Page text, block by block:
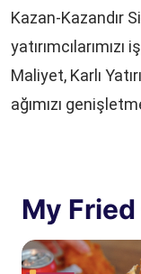
Kazan-Kazandır
Maliyet, Karlı
ağımızı
My